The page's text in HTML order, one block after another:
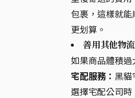
包裹，這樣就
更划算。
善用其他物
如果商品體積過
宅配服務： 黑貓
選擇宅配公司